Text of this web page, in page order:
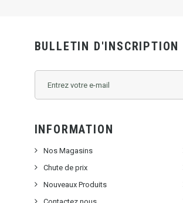
BULLETIN D'INSCRIPTION
INFORMATION
Nos Magasins
Chute de prix
Nouveaux Produits